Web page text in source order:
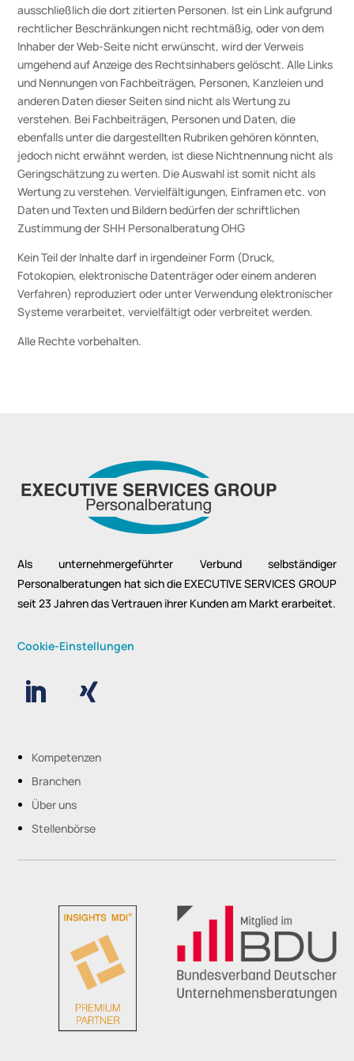
ausschließlich die dort zitierten Personen. Ist ein Link aufgrund
rechtlicher Beschränkungen nicht rechtmäßig, oder von dem
Inhaber der Web-Seite nicht erwünscht, wird der Verweis
umgehend auf Anzeige des Rechtsinhabers gelöscht. Alle Links
und Nennungen von Fachbeiträgen, Personen, Kanzleien und
anderen Daten dieser Seiten sind nicht als Wertung zu
verstehen. Bei Fachbeiträgen, Personen und Daten, die
ebenfalls unter die dargestellten Rubriken gehören könnten,
jedoch nicht erwähnt werden, ist diese Nichtnennung nicht als
Geringschätzung zu werten. Die Auswahl ist somit nicht als
Wertung zu verstehen. Vervielfältigungen, Einframen etc. von
Daten und Texten und Bildern bedürfen der schriftlichen
Zustimmung der SHH Personalberatung OHG
Kein Teil der Inhalte darf in irgendeiner Form (Druck,
Fotokopien, elektronische Datenträger oder einem anderen
Verfahren) reproduziert oder unter Verwendung elektronischer
Systeme verarbeitet, vervielfältigt oder verbreitet werden.
Alle Rechte vorbehalten.
Als unternehmergeführter Verbund selbständiger
Personalberatungen hat sich die EXECUTIVE SERVICES GROUP
seit 23 Jahren das Vertrauen ihrer Kunden am Markt erarbeitet.
Cookie-Einstellungen
Kompetenzen
Branchen
Über uns
Stellenbörse